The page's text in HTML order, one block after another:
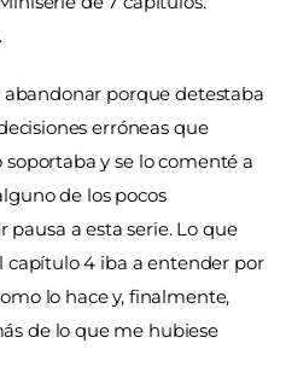
porque detestaba
erróneas que
y se lo comenté a
de los pocos
a esta serie. Lo que
capítulo 4 iba a entender por
lo hace y, finalmente,
de lo que me hubiese